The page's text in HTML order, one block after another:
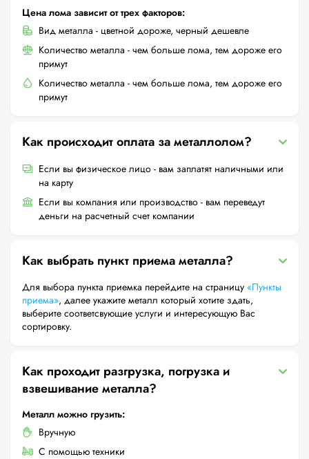
Цена лома зависит от трех факторов:
Вид металла - цветной дороже, черный дешевле
Количество металла - чем больше лома, тем дороже его
примут
Количество металла - чем больше лома, тем дороже его
примут
Как происходит оплата за металлолом?
Если вы физическое лицо - вам заплатят наличными или
на карту
Если вы компания или производство - вам переведут
деньги на расчетный счет компании
Как выбрать пункт приема металла?
Для выбора пункта приемка перейдите на страницу «Пункты
приема», далее укажите металл который хотите здать,
выберите соответсвующие услуги и интересующую Вас
сортировку.
Как проходит разгрузка, погрузка и
взвешивание металла?
Металл можно грузить:
Вручную
С помощью техники